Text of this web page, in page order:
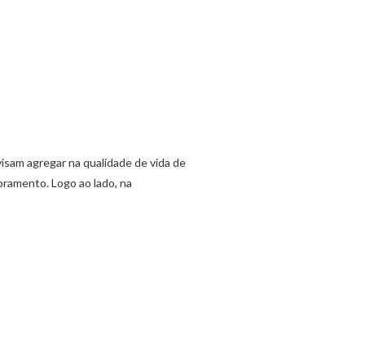
agregar na qualidade de vida de
Logo ao lado, na